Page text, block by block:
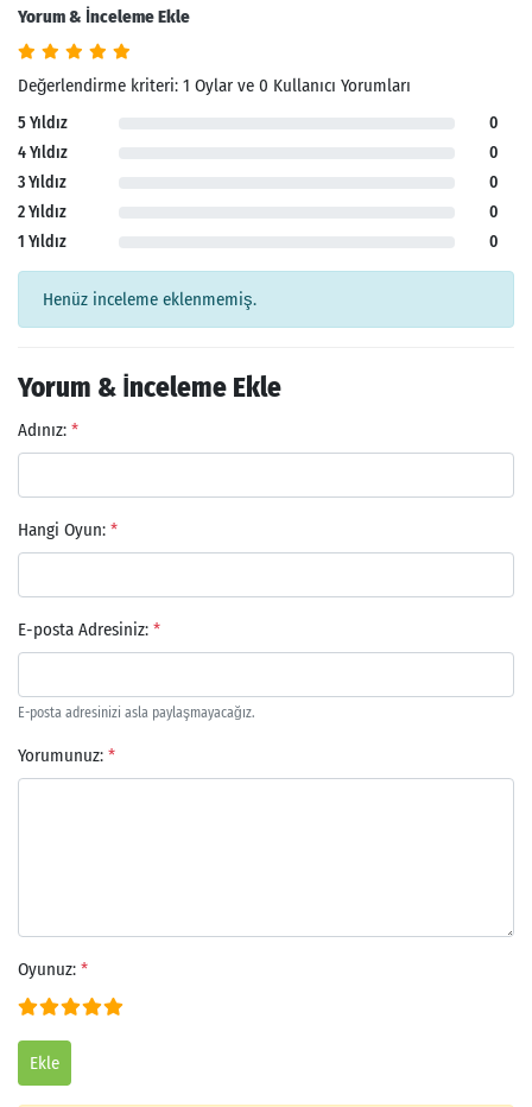
Arama
Yorum & İnceleme Ekle
Değerlendirme kriteri: 1 Oylar ve 0 Kullanıcı Yorumları
5 Yıldız
0
4 Yıldız
0
3 Yıldız
0
2 Yıldız
0
1 Yıldız
0
Henüz inceleme eklenmemiş.
Yorum & İnceleme Ekle
Adınız: *
Hangi Oyun: *
E-posta Adresiniz: *
E-posta adresinizi asla paylaşmayacağız.
Yorumunuz: *
Oyunuz: *
Ekle